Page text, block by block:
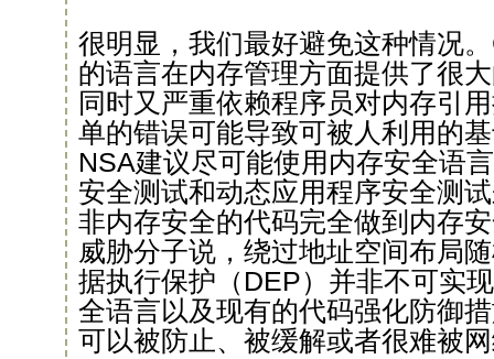
很明显，我们最好避免这种情况
的语言在内存管理方面提供了很
同时又严重依赖程序员对内存引
单的错误可能导致可被人利用的
NSA建议尽可能使用内存安全语
安全测试和动态应用程序安全测
非内存安全的代码完全做到内存
威胁分子说，绕过地址空间布局
据执行保护（DEP）并非不可实
全语言以及现有的代码强化防御
可以被防止、被缓解或者很难被